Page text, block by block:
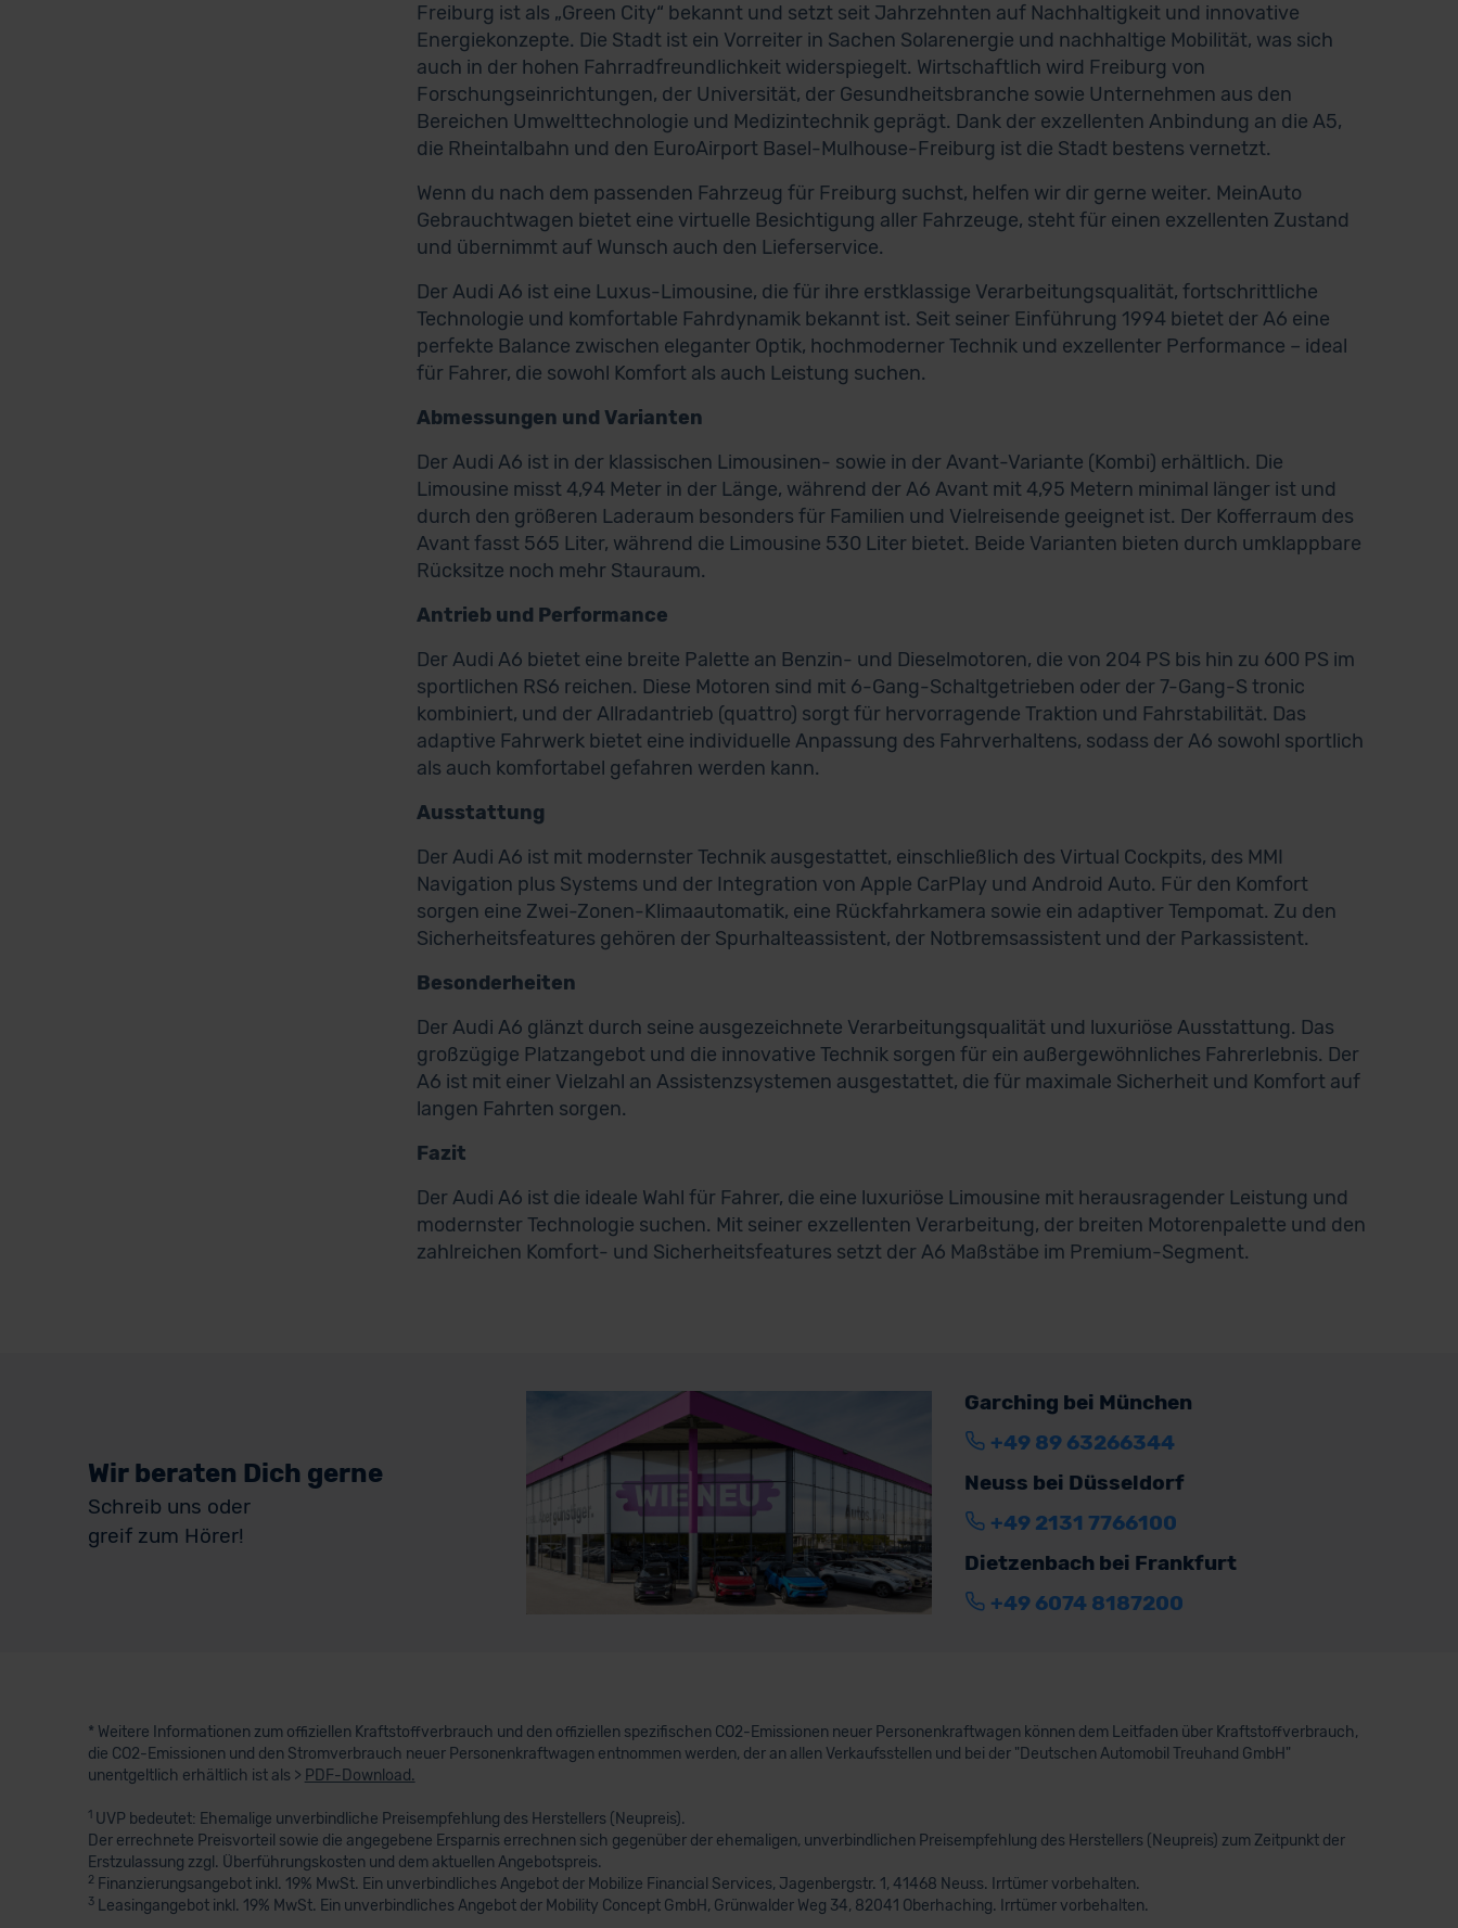
Freiburg ist als „Green City“ bekannt und setzt seit Jahrzehnten auf Nachhaltigkeit und innovative
Energiekonzepte. Die Stadt ist ein Vorreiter in Sachen Solarenergie und nachhaltige Mobilität, was sich
auch in der hohen Fahrradfreundlichkeit widerspiegelt. Wirtschaftlich wird Freiburg von
Forschungseinrichtungen, der Universität, der Gesundheitsbranche sowie Unternehmen aus den
Bereichen Umwelttechnologie und Medizintechnik geprägt. Dank der exzellenten Anbindung an die A5,
die Rheintalbahn und den EuroAirport Basel-Mulhouse-Freiburg ist die Stadt bestens vernetzt.
Wenn du nach dem passenden Fahrzeug für Freiburg suchst, helfen wir dir gerne weiter. MeinAuto
Gebrauchtwagen bietet eine virtuelle Besichtigung aller Fahrzeuge, steht für einen exzellenten Zustand
und übernimmt auf Wunsch auch den Lieferservice.
Der Audi A6 ist eine Luxus-Limousine, die für ihre erstklassige Verarbeitungsqualität, fortschrittliche
Technologie und komfortable Fahrdynamik bekannt ist. Seit seiner Einführung 1994 bietet der A6 eine
perfekte Balance zwischen eleganter Optik, hochmoderner Technik und exzellenter Performance – ideal
für Fahrer, die sowohl Komfort als auch Leistung suchen.
Abmessungen und Varianten
Der Audi A6 ist in der klassischen Limousinen- sowie in der Avant-Variante (Kombi) erhältlich. Die
Limousine misst 4,94 Meter in der Länge, während der A6 Avant mit 4,95 Metern minimal länger ist und
durch den größeren Laderaum besonders für Familien und Vielreisende geeignet ist. Der Kofferraum des
Avant fasst 565 Liter, während die Limousine 530 Liter bietet. Beide Varianten bieten durch umklappbare
Rücksitze noch mehr Stauraum.
Antrieb und Performance
Der Audi A6 bietet eine breite Palette an Benzin- und Dieselmotoren, die von 204 PS bis hin zu 600 PS im
sportlichen RS6 reichen. Diese Motoren sind mit 6-Gang-Schaltgetrieben oder der 7-Gang-S tronic
kombiniert, und der Allradantrieb (quattro) sorgt für hervorragende Traktion und Fahrstabilität. Das
adaptive Fahrwerk bietet eine individuelle Anpassung des Fahrverhaltens, sodass der A6 sowohl sportlich
als auch komfortabel gefahren werden kann.
Ausstattung
Der Audi A6 ist mit modernster Technik ausgestattet, einschließlich des Virtual Cockpits, des MMI
Navigation plus Systems und der Integration von Apple CarPlay und Android Auto. Für den Komfort
sorgen eine Zwei-Zonen-Klimaautomatik, eine Rückfahrkamera sowie ein adaptiver Tempomat. Zu den
Sicherheitsfeatures gehören der Spurhalteassistent, der Notbremsassistent und der Parkassistent.
Besonderheiten
Der Audi A6 glänzt durch seine ausgezeichnete Verarbeitungsqualität und luxuriöse Ausstattung. Das
großzügige Platzangebot und die innovative Technik sorgen für ein außergewöhnliches Fahrerlebnis. Der
A6 ist mit einer Vielzahl an Assistenzsystemen ausgestattet, die für maximale Sicherheit und Komfort auf
langen Fahrten sorgen.
Fazit
Der Audi A6 ist die ideale Wahl für Fahrer, die eine luxuriöse Limousine mit herausragender Leistung und
modernster Technologie suchen. Mit seiner exzellenten Verarbeitung, der breiten Motorenpalette und den
zahlreichen Komfort- und Sicherheitsfeatures setzt der A6 Maßstäbe im Premium-Segment.
Wir beraten Dich gerne
Schreib uns oder
greif zum Hörer!
Garching bei München
+49 89 63266344
Neuss bei Düsseldorf
+49 2131 7766100
Dietzenbach bei Frankfurt
+49 6074 8187200
* Weitere Informationen zum offiziellen Kraftstoffverbrauch und den offiziellen spezifischen CO2-Emissionen neuer Personenkraftwagen können dem Leitfaden über Kraftstoffverbrauch,
die CO2-Emissionen und den Stromverbrauch neuer Personenkraftwagen entnommen werden, der an allen Verkaufsstellen und bei der "Deutschen Automobil Treuhand GmbH"
unentgeltlich erhältlich ist als > PDF-Download.
1UVP bedeutet: Ehemalige unverbindliche Preisempfehlung des Herstellers (Neupreis).
Der errechnete Preisvorteil sowie die angegebene Ersparnis errechnen sich gegenüber der ehemaligen, unverbindlichen Preisempfehlung des Herstellers (Neupreis) zum Zeitpunkt der
Erstzulassung zzgl. Überführungskosten und dem aktuellen Angebotspreis.
2 Finanzierungsangebot inkl. 19% MwSt. Ein unverbindliches Angebot der Mobilize Financial Services, Jagenbergstr. 1, 41468 Neuss. Irrtümer vorbehalten.
3Leasingangebot inkl. 19% MwSt. Ein unverbindliches Angebot der Mobility Concept GmbH, Grünwalder Weg 34, 82041 Oberhaching. Irrtümer vorbehalten.